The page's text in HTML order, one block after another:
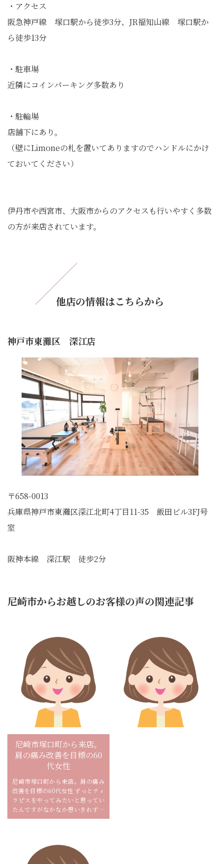
・アクセス
阪急神戸線 塚口駅から徒歩3分、JR福知山線 塚口駅か
ら徒歩13分
・駐車場
近隣にコインパーキング多数あり
・駐輪場
店舗下にあり。
（壁にLimoneの札を置いてありますのでハンドルにかけ
ておいてください）
伊丹市や西宮市、大阪市からのアクセスも行いやすく多数
の方が来店されています。
他店の情報はこちらから
神戸市東灘区 深江店
〒658-0013
兵庫県神戸市東灘区深江北町4丁目11-35 飯田ビル3FJ号
室
阪神本線 深江駅 徒歩2分
尼崎市からお越しのお客様の声の関連記事
尼崎市塚口町から来店。
肩の痛み改善を目標の60
代女性
尼崎市塚口町から来店。肩の痛み
改善を目標の60代女性 ずっとティ
ラピスをやってみたいと思ってい
たんですがなかなか思いきれずに
いたんですが知り合いの方からリ